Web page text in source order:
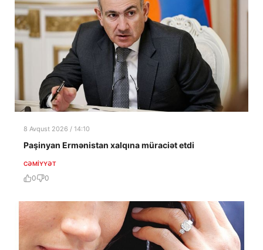
8 Avqust 2026 / 14:10
Paşinyan Ermənistan xalqına müraciət etdi
CƏMIYYƏT
0 0